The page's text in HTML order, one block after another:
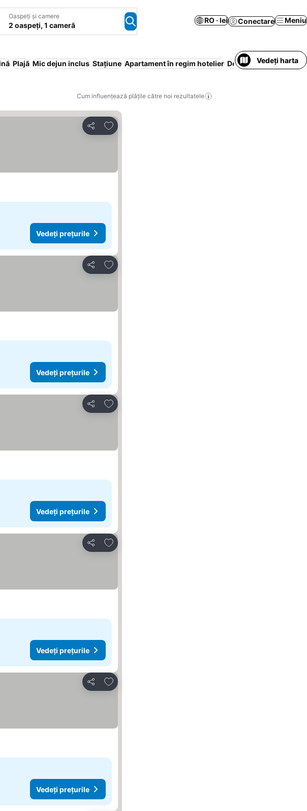
Oaspeți și camere
2 oaspeți, 1 cameră
RO · lei Conectare Meniu
Plajă Mic dejun inclus Stațiune Apartament în regim hotelier Demipensiune Aer
Vedeți harta
Cum influențează plățile către noi rezultatele
Distribuiți
Adăugaţi la favorite
Vedeți prețurile
Distribuiți
Adăugaţi la favorite
Vedeți prețurile
Distribuiți
Adăugaţi la favorite
Vedeți prețurile
Distribuiți
Adăugaţi la favorite
Vedeți prețurile
Distribuiți
Adăugaţi la favorite
Vedeți prețurile